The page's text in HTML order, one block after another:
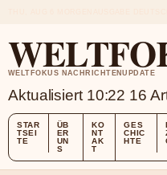
WELTFOKUS NACHRICHTENUPDATE
Aktualisiert 10:22 16
STAR
TSEI
TE
ÜB
ER
UN
S
KO
NT
AK
T
GES
CHIC
HTE